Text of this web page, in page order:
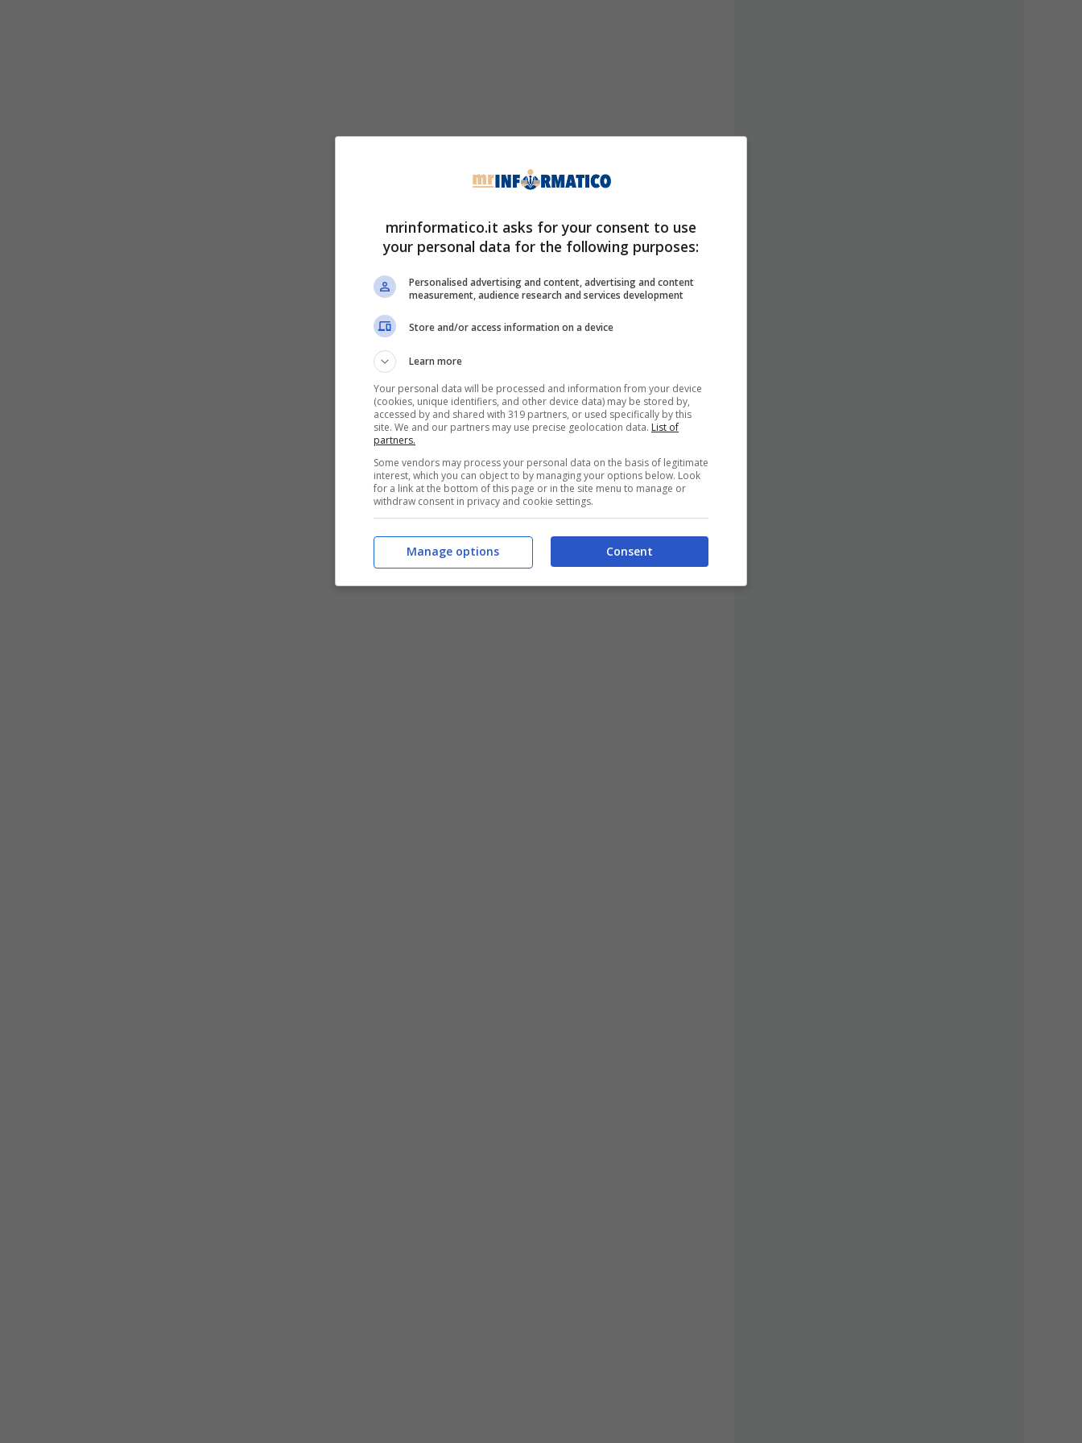
mrinformatico.it asks for your consent to use
your personal data for the following purposes:
Personalised advertising and content, advertising and content
measurement, audience research and services development
Store and/or access information on a device
Learn more
Your personal data will be processed and information from your device
(cookies, unique identifiers, and other device data) may be stored by,
accessed by and shared with 319 partners, or used specifically by this
site. We and our partners may use precise geolocation data. List of
partners.
Some vendors may process your personal data on the basis of legitimate
interest, which you can object to by managing your options below. Look
for a link at the bottom of this page or in the site menu to manage or
withdraw consent in privacy and cookie settings.
Consent
Manage options